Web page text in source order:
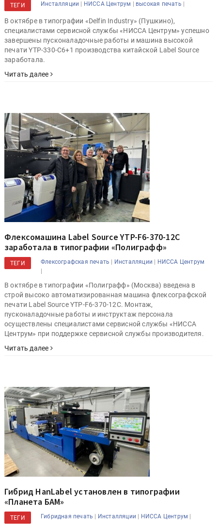
ТЕГИ Инсталляции | НИССА Центрум | высокая печать |
В октябре в типографии «Delfin Industry» (Пушкино),
специалистами сервисной службы «НИССА Центрум» успешно
завершены пусконаладочные работы и машина высокой
печати YTP-330-C6+1 производства китайской Label Source
заработала.
Читать далее
Флексомашина Label Source YTP-F6-370-12C
заработала в типографии «Полиграфф»
ТЕГИ Флексографская печать | Инсталляции | НИССА Центрум
|
В октябре в типографии «Полиграфф» (Москва) введена в
строй высоко автоматизированная машина флексографской
печати Label Source YTP-F6-370-12C. Монтаж,
пусконаладочные работы и инструктаж персонала
осуществлены специалистами сервисной службы «НИССА
Центрум» при поддержке сервисной службы производителя.
Читать далее
Гибрид HanLabel установлен в типографии
«Планета БАМ»
ТЕГИ Гибридная печать | Инсталляции | НИССА Центрум |